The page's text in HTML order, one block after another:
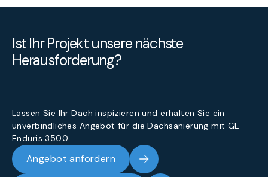
Ist Ihr Projekt unsere nächste
Herausforderung?
Lassen Sie Ihr Dach inspizieren und erhalten Sie ein
unverbindliches Angebot für die Dachsanierung mit GE
Enduris 3500.
Angebot anfordern